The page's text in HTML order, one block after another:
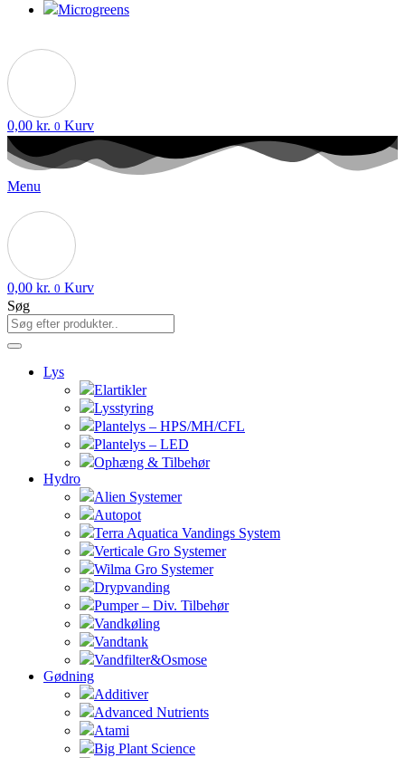
Microgreens
0,00 kr. 0 Kurv
Menu
0,00 kr. 0 Kurv
Søg
Lys
Elartikler
Lysstyring
Plantelys – HPS/MH/CFL
Plantelys – LED
Ophæng & Tilbehør
Hydro
Alien Systemer
Autopot
Terra Aquatica Vandings System
Verticale Gro Systemer
Wilma Gro Systemer
Drypvanding
Pumper – Div. Tilbehør
Vandkøling
Vandtank
Vandfilter&Osmose
Gødning
Additiver
Advanced Nutrients
Atami
Big Plant Science